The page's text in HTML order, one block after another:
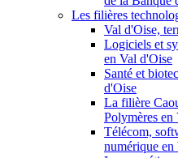
Les filières
Val d'Oise,
Logiciels et
en Val d'Oise
Santé et
d'Oise
La filière
Polymères en
Télécom,
numérique en